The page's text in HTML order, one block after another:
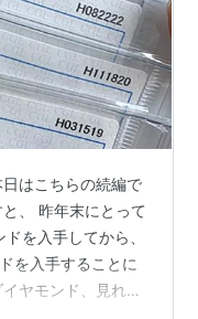
はこちらの続編で
、 昨年末にとって
を入手してから、
を入手することに
ヤモンド、見れば